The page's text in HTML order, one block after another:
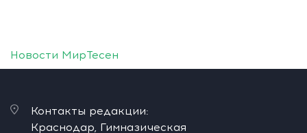
Новости МирТесен
Контакты редакции:
Краснодар, Гимназическая